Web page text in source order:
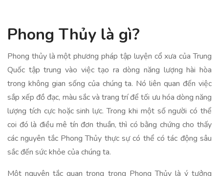
Phong Thủy là gì?
Phong thủy là một phương pháp tập luyện cổ xưa của Trung
Quốc tập trung vào việc tạo ra dòng năng lượng hài hòa
trong không gian sống của chúng ta. Nó liên quan đến việc
sắp xếp đồ đạc, màu sắc và trang trí để tối ưu hóa dòng năng
lượng tích cực hoặc sinh lực. Trong khi một số người có thể
coi đó là điều mê tín đơn thuần, thì có bằng chứng cho thấy
các nguyên tắc Phong Thủy thực sự có thể có tác động sâu
sắc đến sức khỏe của chúng ta.
Một nguyên tắc quan trọng trong Phong Thủy là ý tưởng